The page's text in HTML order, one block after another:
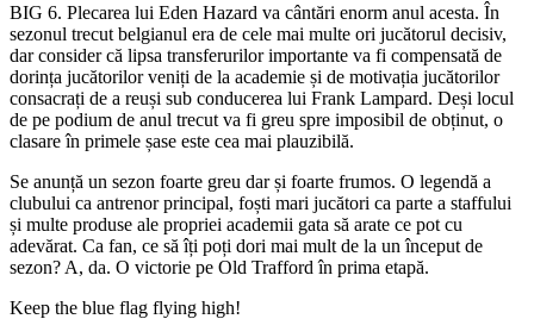
BIG 6. Plecarea lui Eden Hazard va cântări enorm anul acesta. În
sezonul trecut belgianul era de cele mai multe ori jucătorul decisiv,
dar consider că lipsa transferurilor importante va fi compensată de
dorința jucătorilor veniți de la academie și de motivația jucătorilor
consacrați de a reuși sub conducerea lui Frank Lampard. Deși locul
de pe podium de anul trecut va fi greu spre imposibil de obținut, o
clasare în primele șase este cea mai plauzibilă.
Se anunță un sezon foarte greu dar și foarte frumos. O legendă a
clubului ca antrenor principal, foști mari jucători ca parte a staffului
și multe produse ale propriei academii gata să arate ce pot cu
adevărat. Ca fan, ce să îți poți dori mai mult de la un început de
sezon? A, da. O victorie pe Old Trafford în prima etapă.
Keep the blue flag flying high!